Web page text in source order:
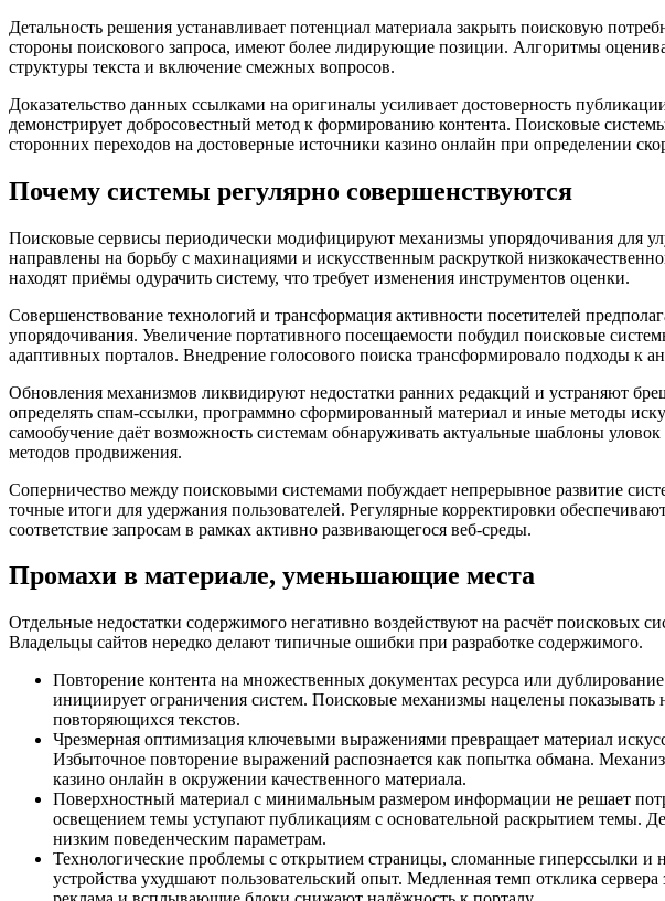
Детальность решения устанавливает потенциал материала закрыть поисковую
стороны поискового запроса, имеют более лидирующие позиции. Алгоритмы
структуры текста и включение смежных вопросов.
Доказательство данных ссылками на оригиналы усиливает достоверность
демонстрирует добросовестный метод к формированию контента. Поисковые
сторонних переходов на достоверные источники казино онлайн при определении
Почему системы регулярно совершенствуются
Поисковые сервисы периодически модифицируют механизмы упорядочивания для
направлены на борьбу с махинациями и искусственным раскруткой
находят приёмы одурачить систему, что требует изменения инструментов оценки.
Совершенствование технологий и трансформация активности посетителей
упорядочивания. Увеличение портативного посещаемости побудил поисковые
адаптивных порталов. Внедрение голосового поиска трансформировало подходы к
Обновления механизмов ликвидируют недостатки ранних редакций и устраняют
определять спам-ссылки, программно сформированный материал и иные методы
самообучение даёт возможность системам обнаруживать актуальные шаблоны уловок
методов продвижения.
Соперничество между поисковыми системами побуждает непрерывное развитие
точные итоги для удержания пользователей. Регулярные корректировки
соответствие запросам в рамках активно развивающегося веб-среды.
Промахи в материале, уменьшающие места
Отдельные недостатки содержимого негативно воздействуют на расчёт поисковых
Владельцы сайтов нередко делают типичные ошибки при разработке содержимого.
Повторение контента на множественных документах ресурса или
инициирует ограничения систем. Поисковые механизмы нацелены
повторяющихся текстов.
Чрезмерная оптимизация ключевыми выражениями превращает материал
Избыточное повторение выражений распознается как попытка обмана.
казино онлайн в окружении качественного материала.
Поверхностный материал с минимальным размером информации не решает
освещением темы уступают публикациям с основательной раскрытием темы.
низким поведенческим параметрам.
Технологические проблемы с открытием страницы, сломанные гиперссылки и
устройства ухудшают пользовательский опыт. Медленная темп отклика сервера